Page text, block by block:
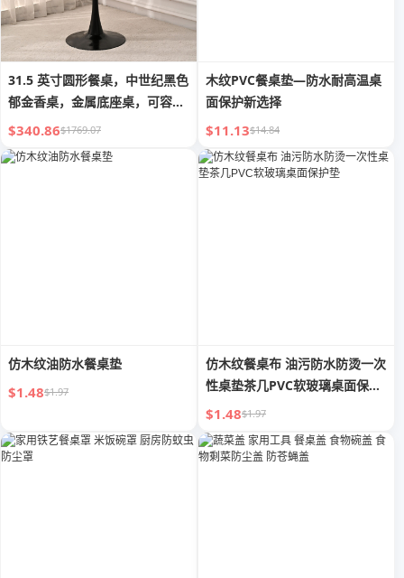
31.5 英寸圆形餐桌，中世纪黑色
郁金香桌，金属底座桌，可容纳
2-4 人，易于组装的休闲咖啡桌
$340.86$1769.07
木纹PVC餐桌垫—防水耐高温桌
面保护新选择
$11.13$14.84
仿木纹油防水餐桌垫
$1.48$1.97
仿木纹餐桌布 油污防水防烫一次
性桌垫茶几PVC软玻璃桌面保护
垫
$1.48$1.97